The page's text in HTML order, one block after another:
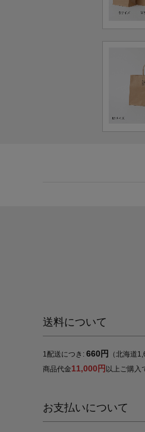
送料について
1配送につき: 660円
（北海道
商品代金11,000円 以上ご購入
お支払いについて